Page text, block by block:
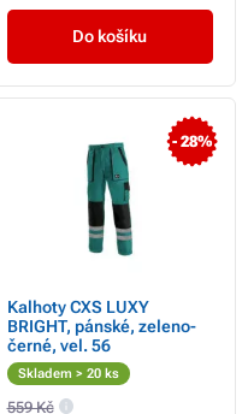
Do košíku
- 28%
Kalhoty CXS LUXY
BRIGHT, pánské, zeleno-
černé, vel. 56
Skladem > 20 ks
559 Kč